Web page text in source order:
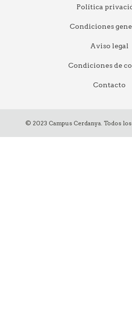
Política
Condiciones
Aviso legal
Condiciones de
Contacto
© 2023 Campus Cerdanya. Todos